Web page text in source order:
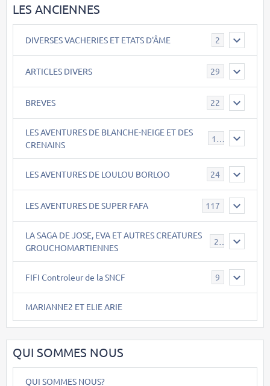
LES ANCIENNES
DIVERSES VACHERIES ET ETATS D'ÂME 2
ARTICLES DIVERS 29
BREVES 22
LES AVENTURES DE BLANCHE-NEIGE ET DES
CRENAINS
17
LES AVENTURES DE LOULOU BORLOO 24
LES AVENTURES DE SUPER FAFA 117
LA SAGA DE JOSE, EVA ET AUTRES CREATURES
GROUCHOMARTIENNES
26
FIFI Controleur de la SNCF 9
MARIANNE2 ET ELIE ARIE
QUI SOMMES NOUS
QUI SOMMES NOUS?